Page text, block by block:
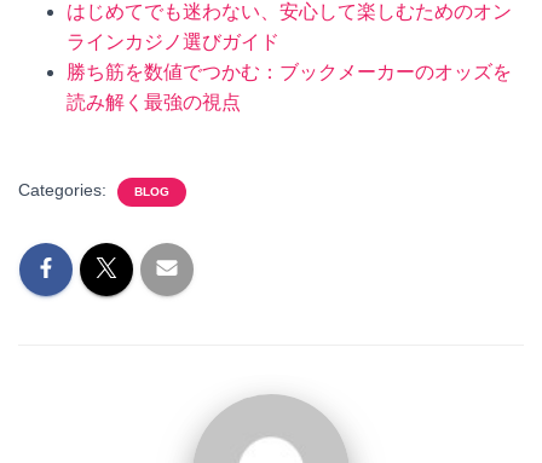
はじめてでも迷わない、安心して楽しむためのオン
ラインカジノ選びガイド
勝ち筋を数値でつかむ：ブックメーカーのオッズを
読み解く最強の視点
Categories: BLOG